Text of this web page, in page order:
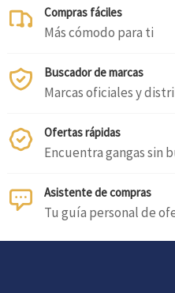
Compras fáciles
Más cómodo para ti
Buscador de marcas
Marcas oficiales y
Ofertas rápidas
Encuentra gangas sin
Asistente de compras
Tu guía personal de